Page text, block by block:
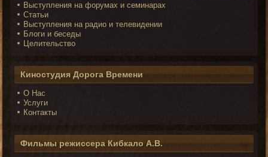
Выступления на форумах и семинарах
Статьи
Выступления на радио и телевидении
Блоги и беседы
Целительство
Киностудия Дорога Времени
О Нас
Услуги
Контакты
Фильмы режиссера Кибкало А.В.